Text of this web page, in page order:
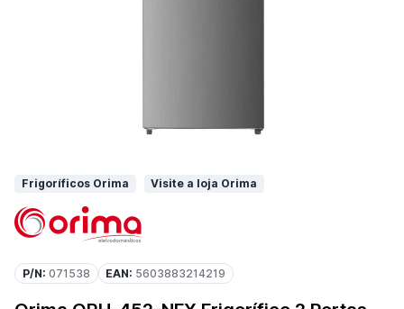
Frigoríficos Orima Visite a loja Orima
P/N: 071538 EAN: 5603883214219